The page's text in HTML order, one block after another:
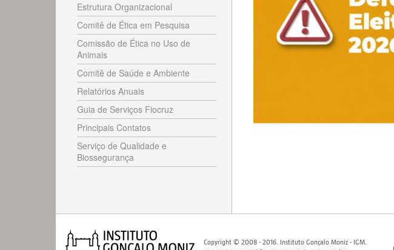
Estrutura Organizacional
Comitê de Ética em Pesquisa
Comissão de Ética no Uso de
Animais
Comitê de Saúde e Ambiente
Relatórios Anuais
Guia de Serviços Fiocruz
Principais Contatos
Serviço de Qualidade e
Biossegurança
Copyright © 2008 - 2016. Instituto Gonçalo Moniz - IGM.